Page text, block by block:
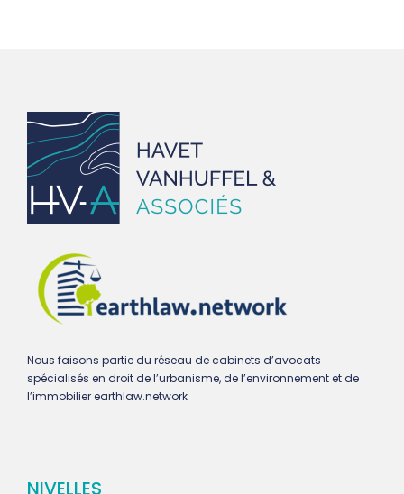
Nous faisons partie du réseau de cabinets d’avocats
spécialisés en droit de l’urbanisme, de l’environnement et de
l’immobilier earthlaw.network
NIVELLES